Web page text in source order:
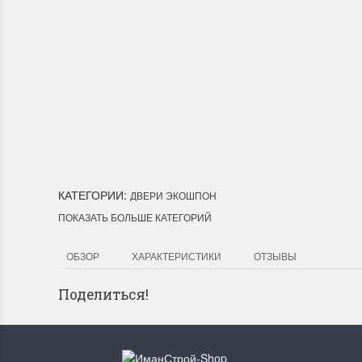
КАТЕГОРИИ: ДВЕРИ ЭКОШПОН
ПОКАЗАТЬ БОЛЬШЕ КАТЕГОРИЙ
ОБЗОР ХАРАКТЕРИСТИКИ ОТЗЫВЫ
Поделиться!